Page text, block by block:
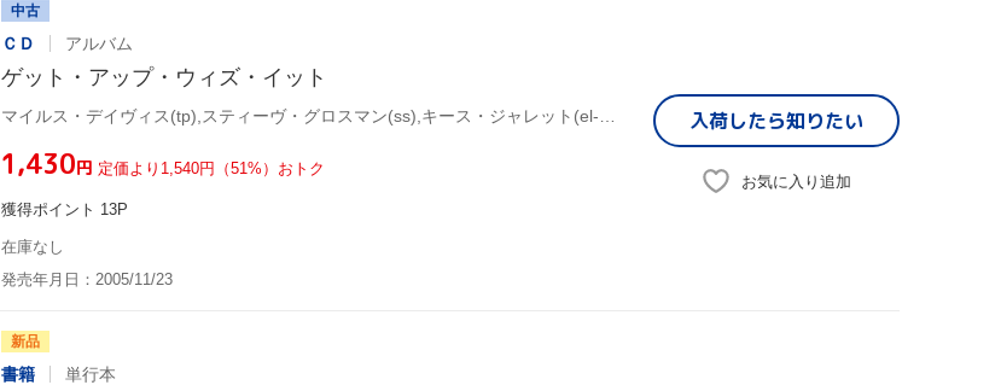
中古
ＣＤ アルバム
ゲット・アップ・ウィズ・イット
¥1,430円 定価より1,540円（51%）おトク
獲得ポイント 13P
在庫なし
発売年月日：2005/11/23
入荷したら知りたい
お気に入り追加
新品
書籍 単行本